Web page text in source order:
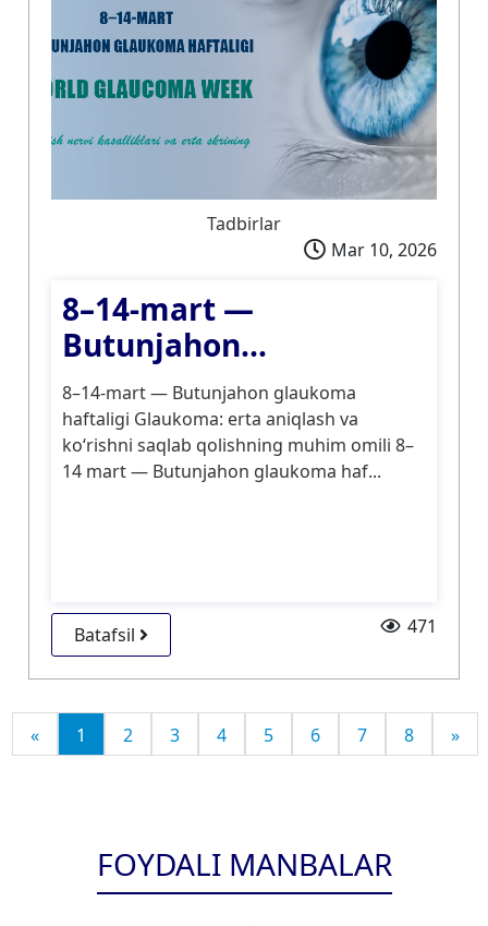
Tadbirlar
Mar 10, 2026
8–14-mart —
Butunjahon...
8–14-mart — Butunjahon glaukoma
haftaligi Glaukoma: erta aniqlash va
ko‘rishni saqlab qolishning muhim omili 8–
14 mart — Butunjahon glaukoma haf...
Batafsil 471
« 1 2 3 4 5 6 7 8 »
FOYDALI MANBALAR